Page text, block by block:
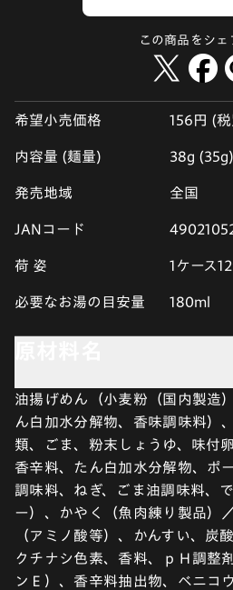
この商品をシェ
希望小売価格 156円 (
内容量 (麺量) 38g (35g)
発売地域 全国
JANコード
荷 姿 1ケース
必要なお湯の目安量 180ml
油揚げめん（小麦粉（国内製造
ん白加水分解物、香味調味料）
類、ごま、粉末しょうゆ、味付
香辛料、たん白加水分解物、ポ
調味料、ねぎ、ごま油調味料、
ー）、かやく（魚肉練り製品）
（アミノ酸等）、かんすい、炭
クチナシ色素、香料、ｐＨ調整
ンＥ）、香辛料抽出物、ベニコ